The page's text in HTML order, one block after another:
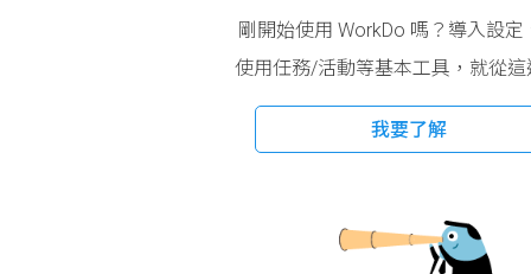
剛開始使用 WorkDo 嗎？導入設定
使用任務/活動等基本工具，就從這
我要了解